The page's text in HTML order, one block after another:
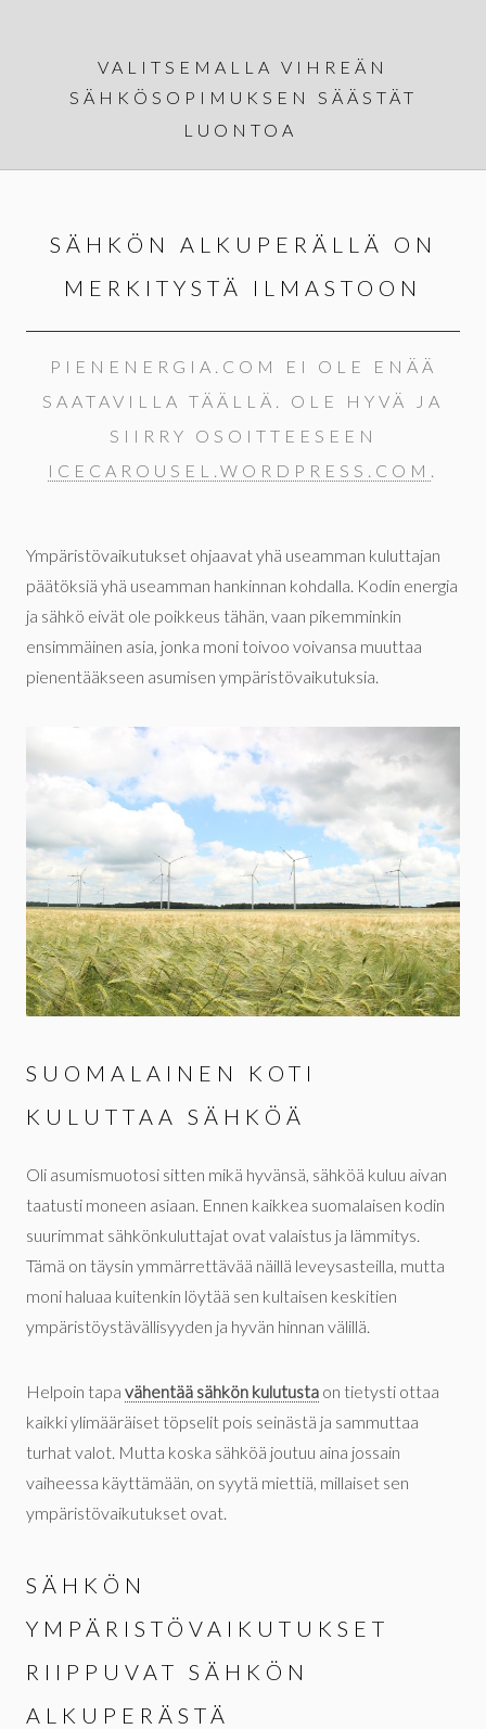
VALITSEMALLA VIHREÄN
SÄHKÖSOPIMUKSEN SÄÄSTÄT
LUONTOA
SÄHKÖN ALKUPERÄLLÄ ON
MERKITYSTÄ ILMASTOON
PIENENERGIA.COM EI OLE ENÄÄ
SAATAVILLA TÄÄLLÄ. OLE HYVÄ JA
SIIRRY OSOITTEESEEN
ICECAROUSEL.WORDPRESS.COM .
Ympäristövaikutukset ohjaavat yhä useamman kuluttajan
päätöksiä yhä useamman hankinnan kohdalla. Kodin energia
ja sähkö eivät ole poikkeus tähän, vaan pikemminkin
ensimmäinen asia, jonka moni toivoo voivansa muuttaa
pienentääkseen asumisen ympäristövaikutuksia.
SUOMALAINEN KOTI
KULUTTAA SÄHKÖÄ
Oli asumismuotosi sitten mikä hyvänsä, sähköä kuluu aivan
taatusti moneen asiaan. Ennen kaikkea suomalaisen kodin
suurimmat sähkönkuluttajat ovat valaistus ja lämmitys.
Tämä on täysin ymmärrettävää näillä leveysasteilla, mutta
moni haluaa kuitenkin löytää sen kultaisen keskitien
ympäristöystävällisyyden ja hyvän hinnan välillä.
Helpoin tapa vähentää sähkön kulutusta on tietysti ottaa
kaikki ylimääräiset töpselit pois seinästä ja sammuttaa
turhat valot. Mutta koska sähköä joutuu aina jossain
vaiheessa käyttämään, on syytä miettiä, millaiset sen
ympäristövaikutukset ovat.
SÄHKÖN
YMPÄRISTÖVAIKUTUKSET
RIIPPUVAT SÄHKÖN
ALKUPERÄSTÄ